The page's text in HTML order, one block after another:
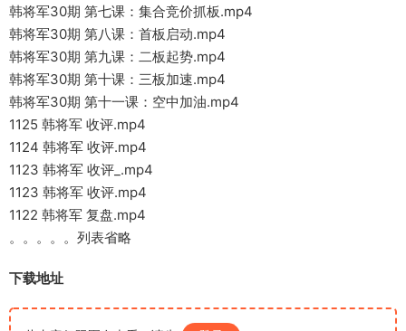
韩将军30期 第七课：集合竞价抓板.mp4
韩将军30期 第八课：首板启动.mp4
韩将军30期 第九课：二板起势.mp4
韩将军30期 第十课：三板加速.mp4
韩将军30期 第十一课：空中加油.mp4
1125 韩将军 收评.mp4
1124 韩将军 收评.mp4
1123 韩将军 收评_.mp4
1123 韩将军 收评.mp4
1122 韩将军 复盘.mp4
。。。。。列表省略
下载地址